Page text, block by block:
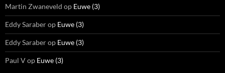
Martin Zwaneveld op Euwe (3)
Eddy Saraberop Euwe (3)
Eddy Saraberop Euwe (3)
Paul Vop Euwe (3)